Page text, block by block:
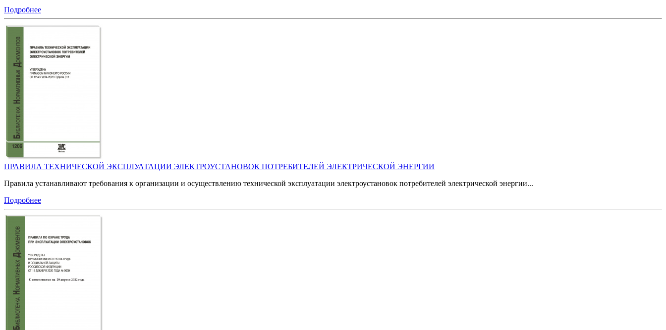
Подробнее
ПРАВИЛА ТЕХНИЧЕСКОЙ ЭКСПЛУАТАЦИИ ЭЛЕКТРОУСТАНОВОК ПОТРЕБИТЕЛЕЙ ЭЛЕКТРИЧЕСКОЙ ЭНЕРГИИ
Правила устанавливают требования к организации и осуществлению технической эксплуатации электроустановок потребителей электрической энергии...
Подробнее